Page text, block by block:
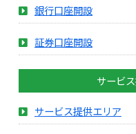
銀行口座開設
証券口座開設
サービ
サービス提供エリア